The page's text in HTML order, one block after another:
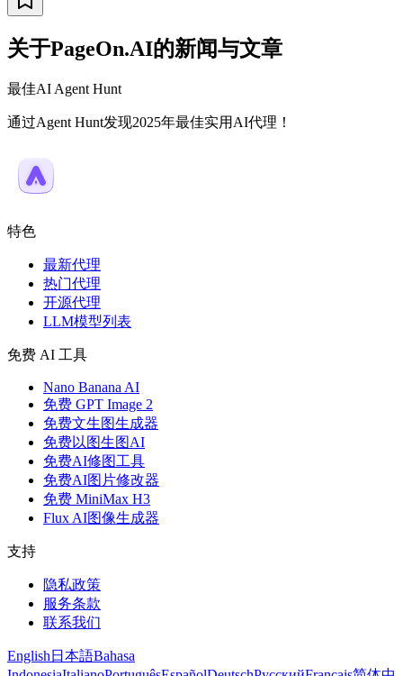
关于PageOn.AI的新闻与文章
最佳AI Agent Hunt
通过Agent Hunt发现2025年最佳实用AI代理！
特色
最新代理
热门代理
开源代理
LLM模型列表
免费 AI 工具
Nano Banana AI
免费 GPT Image 2
免费文生图生成器
免费以图生图AI
免费AI修图工具
免费AI图片修改器
免费 MiniMax H3
Flux AI图像生成器
支持
隐私政策
服务条款
联系我们
English日本語Bahasa